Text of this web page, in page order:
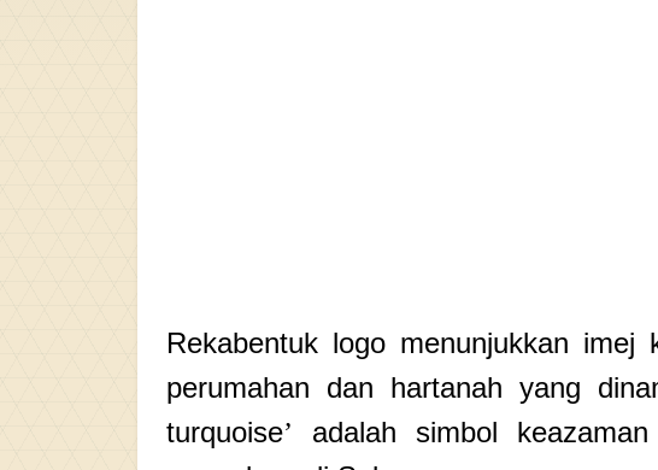
Rekabentuk logo menunjukkan imej
perumahan dan hartanah yang
turquoise’ adalah simbol